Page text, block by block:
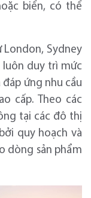
biển, có thể
London, Sydney
luôn duy trì mức
ứng nhu cầu
cấp. Theo các
tại các đô thị
quy hoạch và
dòng sản phẩm